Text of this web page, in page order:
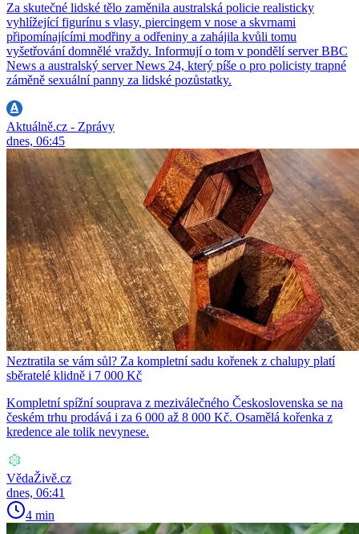
Za skutečné lidské tělo zaměnila australská policie realisticky
vyhlížející figurínu s vlasy, piercingem v nose a skvrnami
připomínajícími modřiny a odřeniny a zahájila kvůli tomu
vyšetřování domnělé vraždy. Informují o tom v pondělí server BBC
News a australský server News 24, který píše o pro policisty trapné
záměně sexuální panny za lidské pozůstatky.
Aktuálně.cz - Zprávy
dnes, 06:45
Neztratila se vám sůl? Za kompletní sadu kořenek z chalupy platí
sběratelé klidně i 7 000 Kč
Kompletní spížní souprava z meziválečného Československa se na
českém trhu prodává i za 6 000 až 8 000 Kč. Osamělá kořenka z
kredence ale tolik nevynese.
VědaŽivě.cz
dnes, 06:41
4 min